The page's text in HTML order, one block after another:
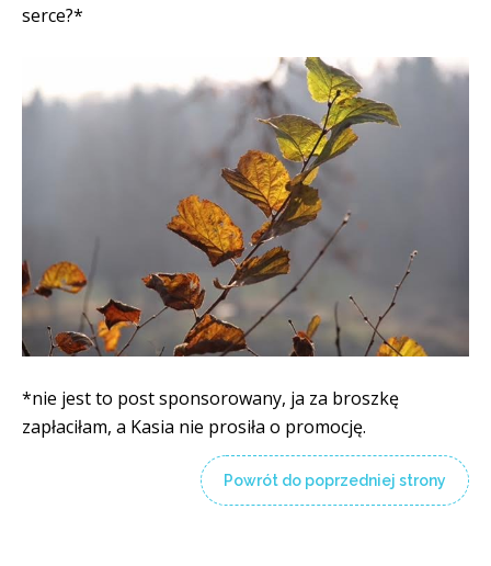
serce?*
*nie jest to post sponsorowany, ja za broszkę
zapłaciłam, a Kasia nie prosiła o promocję.
Powrót do poprzedniej strony